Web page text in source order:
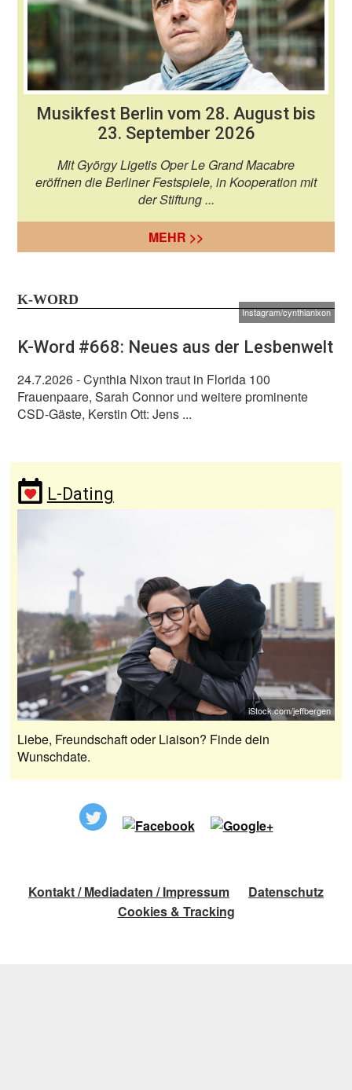
Musikfest Berlin vom 28. August bis
23. September 2026
Mit György Ligetis Oper Le Grand Macabre
eröffnen die Berliner Festspiele, in Kooperation mit
der Stiftung ...
MEHR >>
K-WORD
Instagram/cynthianixon
K-Word #668: Neues aus der Lesbenwelt
24.7.2026- Cynthia Nixon traut in Florida 100
Frauenpaare, Sarah Connor und weitere prominente
CSD-Gäste, Kerstin Ott: Jens ...
L-Dating
iStock.com/jeffbergen
Liebe, Freundschaft oder Liaison? Finde dein
Wunschdate.
Kontakt / Mediadaten / Impressum
Datenschutz
Cookies & Tracking